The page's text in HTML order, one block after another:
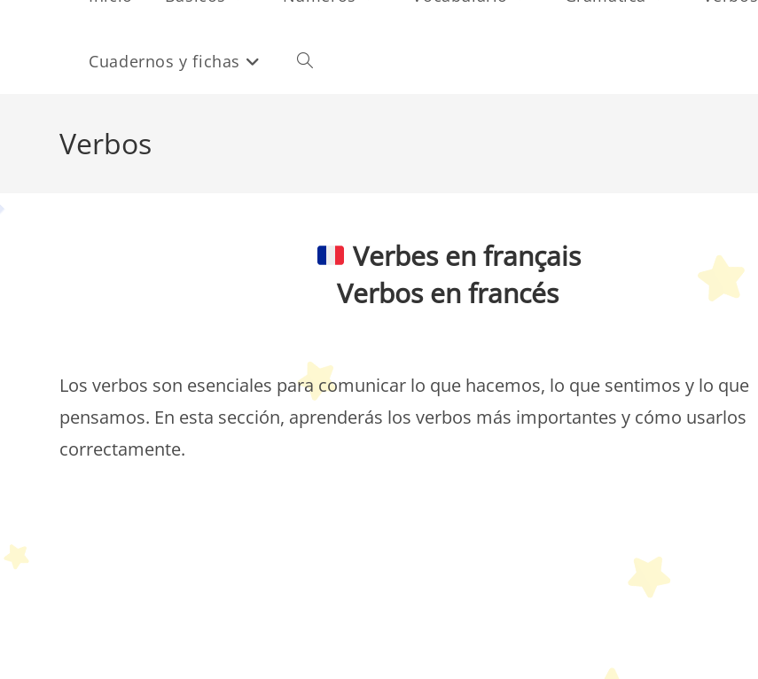
Cuadernos y fichas Alternar
Verbos
Verbes en français
Verbos en francés
Los verbos son esenciales para comunicar lo que hacemos, lo que sentimos y lo que
pensamos. En esta sección, aprenderás los verbos más importantes y cómo usarlos
correctamente.